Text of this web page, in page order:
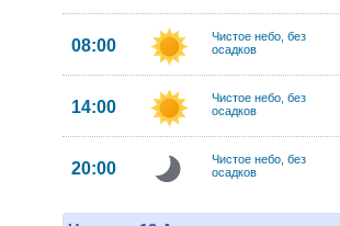
08:00
Чистое небо, без
осадков
14:00
Чистое небо, без
осадков
20:00
Чистое небо, без
осадков